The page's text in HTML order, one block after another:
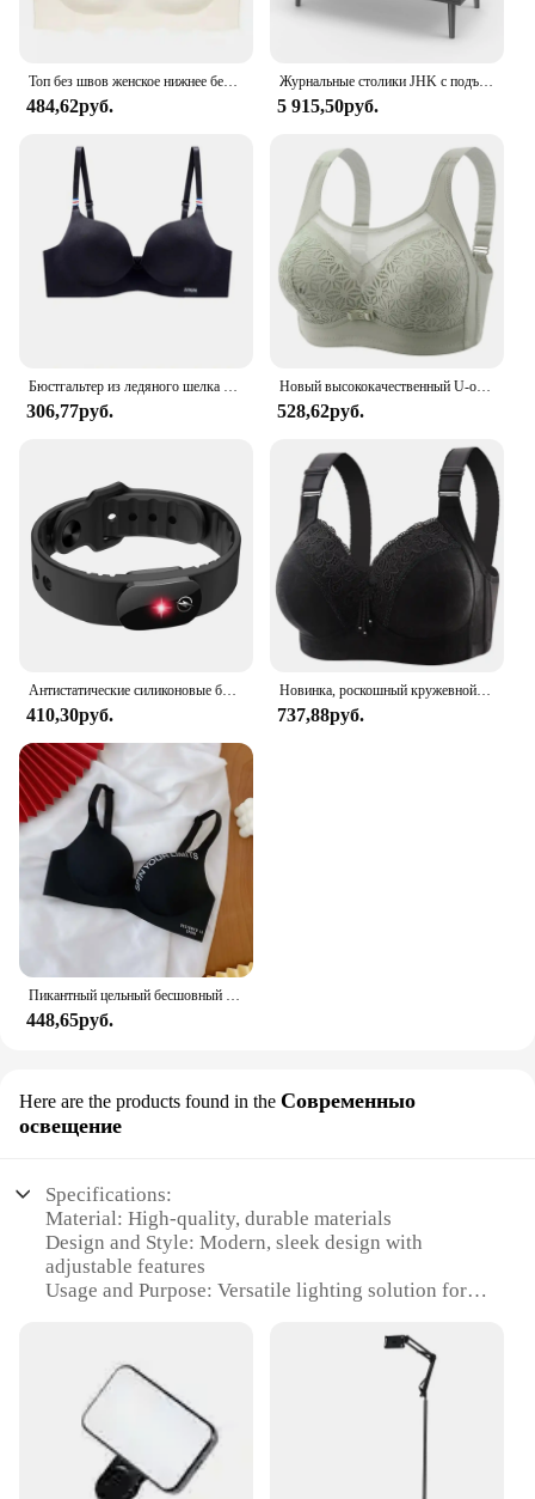
484,62руб.
Журнальные столики JHK с подъемным верхом для гостиной, 39,37 x 19,7 дюйма, письменный стол, обеденные столы из чайного дерева, регулируемая полка для хранения, легко поднимается или нижний
5 915,50руб.
306,77руб.
Новый высококачественный U-образный бюстгальтер без стального кольца с присборенными и регулируемыми бретелями тонкая чашка дышащий Женский бюстгальтер
528,62руб.
Антистатические силиконовые браслеты зимние универсальные регулируемые статические избавляющие тело от статического электричества подарки
410,30руб.
Новинка, роскошный кружевной женский бюстгальтер большого размера без стальных колец, дышащее удобное регулируемое женское нижнее белье с эффектом пуш-ап
737,88руб.
Пикантный цельный бесшовный бюстгальтер с буквенным принтом, женский бюстгальтер пуш-ап без косточек, собранное нижнее белье, регулируемое женское белье
448,65руб.
Here are the products found in the Современныо
освещение
Specifications:
Material: High-quality, durable materials
Design and Style: Modern, sleek design with
adjustable features
Usage and Purpose: Versatile lighting solution for
Performance and Property: Energy-efficient LED
lighting with adjustable brightness
Parts and Accessories: Comes with necessary
components for easy installation
Applicable People: Ideal for homeowners,
businesses, and event organizers